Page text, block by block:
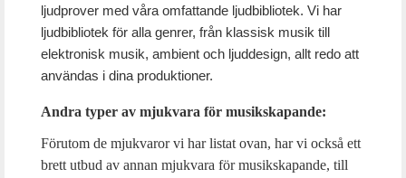
ljudprover med våra omfattande ljudbibliotek. Vi har
ljudbibliotek för alla genrer, från klassisk musik till
elektronisk musik, ambient och ljuddesign, allt redo att
användas i dina produktioner.
Andra typer av mjukvara för musikskapande:
Förutom de mjukvaror vi har listat ovan, har vi också ett
brett utbud av annan mjukvara för musikskapande, till